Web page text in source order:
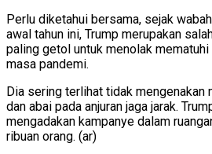
Perlu diketahui bersama, sejak
awal tahun ini, Trump merupakan
paling getol untuk menolak
masa pandemi.
Dia sering terlihat tidak mengenakan
dan abai pada anjuran jaga jarak.
mengadakan kampanye dalam
ribuan orang. (ar)